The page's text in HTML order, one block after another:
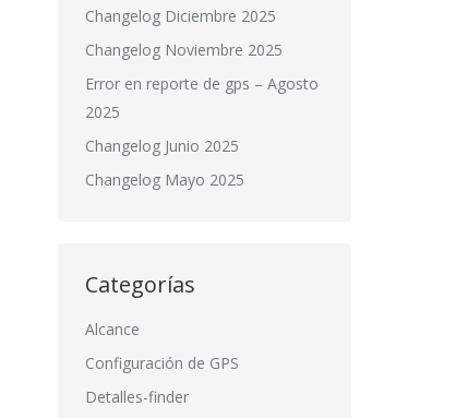
Changelog Diciembre 2025
Changelog Noviembre 2025
Error en reporte de gps – Agosto
2025
Changelog Junio 2025
Changelog Mayo 2025
Categorías
Alcance
Configuración de GPS
Detalles-finder